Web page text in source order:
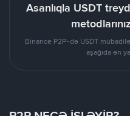
Asanlıqla USDT
Binance P2P-də USDT
aşağıda ən